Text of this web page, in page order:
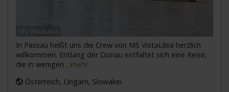
MS VistaLilea
In Passau heißt uns die Crew von MS VistaLilea herzlich
willkommen. Entlang der Donau entfaltet sich eine Reise,
die in wenigen ...mehr
Österreich, Ungarn, Slowakei